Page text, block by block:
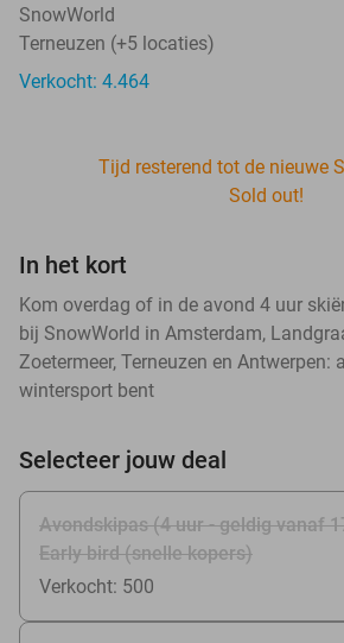
SnowWorld
Terneuzen (+5 locaties)
Verkocht: 4.464
Tijd resterend tot de nieuwe
Sold out!
In het kort
Kom overdag of in de avond 4 uur
bij SnowWorld in Amsterdam,
Zoetermeer, Terneuzen en Antwerpen:
wintersport bent
Selecteer jouw deal
Avondskipas (4 uur - geldig vanaf
Early bird (snelle kopers)
Verkocht: 500